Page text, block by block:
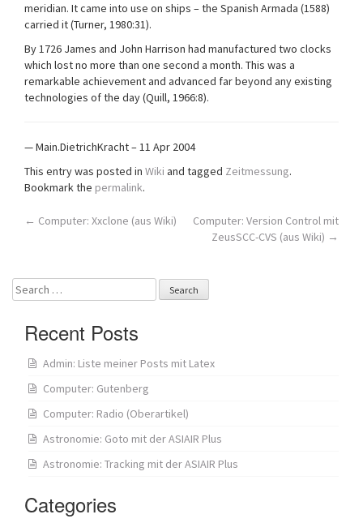
meridian. It came into use on ships – the Spanish Armada (1588)
carried it (Turner, 1980:31).
By 1726 James and John Harrison had manufactured two clocks
which lost no more than one second a month. This was a
remarkable achievement and advanced far beyond any existing
technologies of the day (Quill, 1966:8).
— Main.DietrichKracht – 11 Apr 2004
This entry was posted in Wiki and tagged Zeitmessung.
Bookmark the permalink.
Post
← Computer: Xxclone (aus Wiki)
Computer: Version Control mit
ZeusSCC-CVS (aus Wiki) →
Search
for:
Recent Posts
Admin: Liste meiner Posts mit Latex
Computer: Gutenberg
Computer: Radio (Oberartikel)
Astronomie: Goto mit der ASIAIR Plus
Astronomie: Tracking mit der ASIAIR Plus
Categories